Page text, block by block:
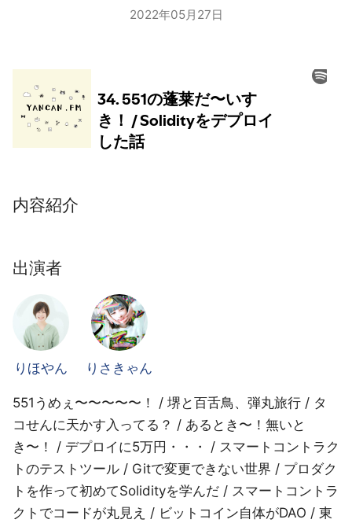
2022年05月27日
内容紹介
出演者
りほやん りさきゃん
551うめぇ〜〜〜〜〜！ / 堺と百舌鳥、弾丸旅行 / タ
コせんに天かす入ってる？ / あるとき〜！無いと
き〜！ / デプロイに5万円・・・ / スマートコントラク
トのテストツール / Gitで変更できない世界 / プロダク
トを作って初めてSolidityを学んだ / スマートコントラ
クトでコードが丸見え / ビットコイン自体がDAO / 東